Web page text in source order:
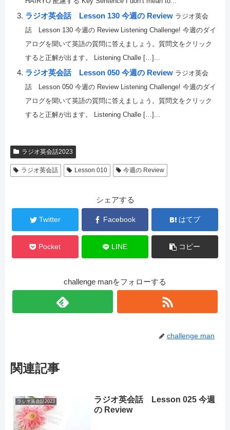
ラジオ英会話 Lesson 130 今週の Review ラジオ英会
話 Lesson 130 今週の Review Listening Challenge! 今週のダイ
アログを聞いて英語の質問に答えましょう。質問文をクリック
すると正解が出ます。 Listening Challe […]...
ラジオ英会話 Lesson 050 今週の Review ラジオ英会
話 Lesson 050 今週の Review Listening Challenge! 今週のダイ
アログを聞いて英語の質問に答えましょう。質問文をクリック
すると正解が出ます。 Listening Challe […]...
ラジオ英会話2023
ラジオ英会話 Lesson 010 今週の Review
シェアする
Twitter Facebook はてブ
Pocket LINE コピー
challenge manをフォローする
challenge man
関連記事
ラジオ英会話2023
ラジオ英会話 Lesson 025 今週
の Review